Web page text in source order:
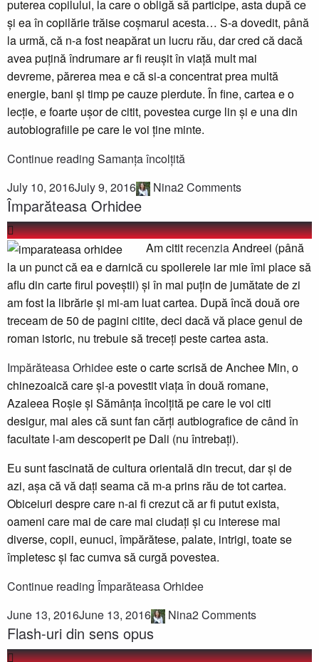
puterea copilului, la care o obligă să participe, asta după ce
și ea în copilărie trăise coșmarul acesta… S-a dovedit, până
la urmă, că n-a fost neapărat un lucru rău, dar cred că dacă
avea puțină îndrumare ar fi reușit în viață mult mai
devreme, părerea mea e că si-a concentrat prea multă
energie, bani și timp pe cauze pierdute. În fine, cartea e o
lecție, e foarte ușor de citit, povestea curge lin și e una din
autobiografiile pe care le voi ține minte.
Continue reading Samanța încolțită
July 10, 2016July 9, 2016 Nina2 Comments
Împarăteasa Orhidee
Am citit recenziaAndreei (până
la un punct că ea e darnică cu spoilerele iar mie îmi place să
aflu din carte firul poveștii) și în mai puțin de jumătate de zi
am fost la librărie și mi-am luat cartea. După încă două ore
treceam de 50 de pagini citite, deci dacă vă place genul de
roman istoric, nu trebuie să treceți peste cartea asta.
Impărăteasa Orhideeeste o carte scrisă deAnchee Min, o
chinezoaică care și-a povestit viața în două romane,
Azaleea Roșie și Sămânța încolțită pe care le voi citi
desigur, mai ales că sunt fan cărți autbiografice de când în
facultate l-am descoperit pe Dali (nu întrebați).
Eu sunt fascinată de cultura orientală din trecut, dar și de
azi, așa că vă dați seama că m-a prins rău de tot cartea.
Obiceiuri despre care n-ai fi crezut că ar fi putut exista,
oameni care mai de care mai ciudați și cu interese mai
diverse, copii, eunuci, împărătese, palate, intrigi, toate se
împletesc și fac cumva să curgă povestea.
Continue reading Împarăteasa Orhidee
June 13, 2016June 13, 2016 Nina2 Comments
Flash-uri din sens opus